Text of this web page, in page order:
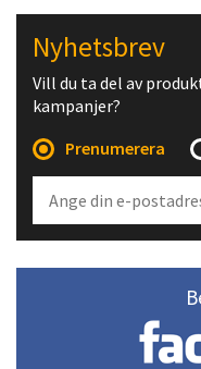
Nyhetsbrev
Vill du ta del av
kampanjer?
Prenumerera